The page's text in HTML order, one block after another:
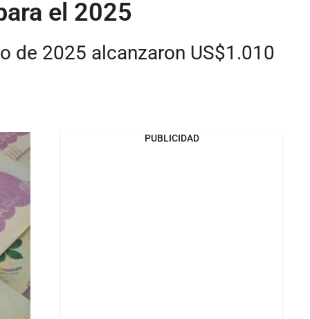
el 2025
de 2025 alcanzaron US$1.010
PUBLICIDAD